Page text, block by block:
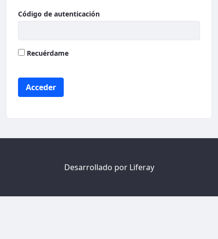
Código de autenticación
Recuérdame
Acceder
Desarrollado por Liferay